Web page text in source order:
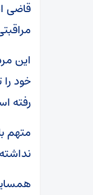
قاضی
این
خود
رفته
متهم